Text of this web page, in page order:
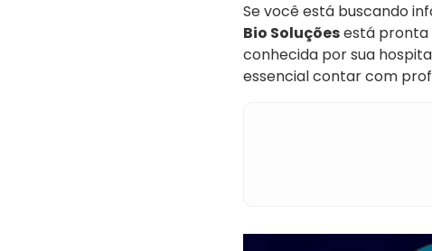
Se você está buscando
Bio Soluçõesestá pronta
conhecida por sua
essencial contar com